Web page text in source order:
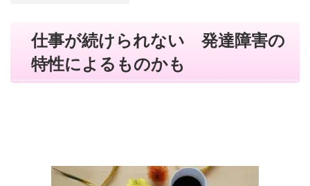
仕事が続けられない 発達障害の
特性によるものかも